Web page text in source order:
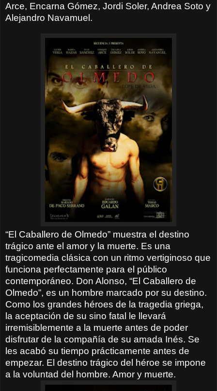
Arce, Encarna Gómez, Jordi Soler, Andrea Soto y
Alejandro Navamuel.
“El Caballero de Olmedo” muestra el destino
trágico ante el amor y la muerte. Es una
tragicomedia clásica con un ritmo vertiginoso que
funciona perfectamente para el público
contemporáneo. Don Alonso, “El Caballero de
Olmedo”, es un hombre marcado por su destino.
Como los grandes héroes de la tragedia griega,
la aceptación de su sino fatal le llevará
irremisiblemente a la muerte antes de poder
disfrutar de la compañía de su amada Inés. Se
les acabó su tiempo prácticamente antes de
empezar. El destino trágico del héroe se impone
a la voluntad del hombre. Amor y muerte.